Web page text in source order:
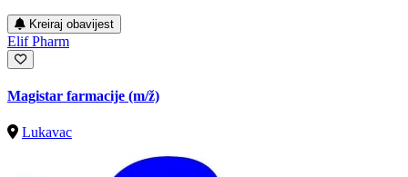
Kreiraj obavijest
Elif Pharm
Magistar farmacije (m/ž)
Lukavac